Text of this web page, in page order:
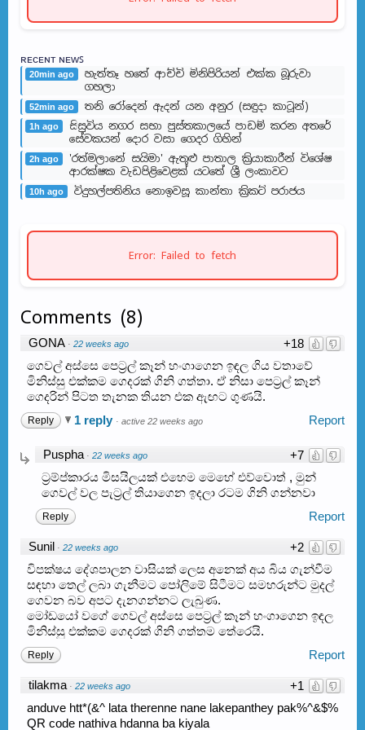
ʀᴇᴄᴇɴᴛ ɴᴇᴡꜱ
20min ago
හැත්තෑ හතේ ආච්චි මිනිපිරියන් එක්ක බූරුවා
ගහලා
52min ago තනි රෝදෙන් ඇදන් යන අනුර (සඳුදා කාටූන්)
1h ago
සිසුවිය නගර සභා පුස්තකාලයේ පාඩම් කරන අතරේ
සේවකයන් දොර වසා ගෙදර ගිහින්
2h ago
'රත්මලානේ සයිමා' ඇතුළු පාතාල ක්‍රියාකාරීන් විශේෂ
ආරක්ෂක වැඩපිළිවෙළක් යටතේ ශ්‍රී ලංකාවට
10h ago විදුහල්පතිනිය නොඉවසූ කාන්තා ක්‍රිකට් පරාජය
Error: Failed to fetch
Comments (8)
+18
GONA · 22 weeks ago
ගෙවල් අස්සෙ පෙට්‍රල් කෑන් හංගාගෙන ඉඳල ගිය වතාවේ
මිනිස්සු එක්කම ගෙදරක් ගිනි ගත්තා. ඒ නිසා පෙට්‍රල් කෑන්
ගෙදරින් පිටත තැනක තියන එක ඇඟට ගුණයි.
Report
Reply 1 reply · active 22 weeks ago
+7
Puspha · 22 weeks ago
ට්‍රම්ප්කාරය මිසයිලයක් එහෙම මෙහේ එව්වොත් , මුන්
ගෙවල් වල පැට්‍රල් තියාගෙන ඉදලා රටම ගිනි ගන්නවා
Report
Reply
+2
Sunil · 22 weeks ago
විපක්ෂය දේශපාලන වාසියක් ලෙස අනෙක් අය බිය ගැන්වීම
සඳහා තෙල් ලබා ගැනීමට පෝලිමේ සිටීමට සමහරුන්ට මුදල්
ගෙවන බව අපට දැනගන්නට ලැබුණ.
මෝඩයෝ වගේ ගෙවල් අස්සෙ පෙට්‍රල් කෑන් හංගාගෙන ඉඳල
මිනිස්සු එක්කම ගෙදරක් ගිනි ගත්තම තේරෙයි.
Report
Reply
+1
tilakma · 22 weeks ago
anduve htt*(&^ lata therenne nane lakepanthey pak%^&$%
QR code nathiva hdanna ba kiyala